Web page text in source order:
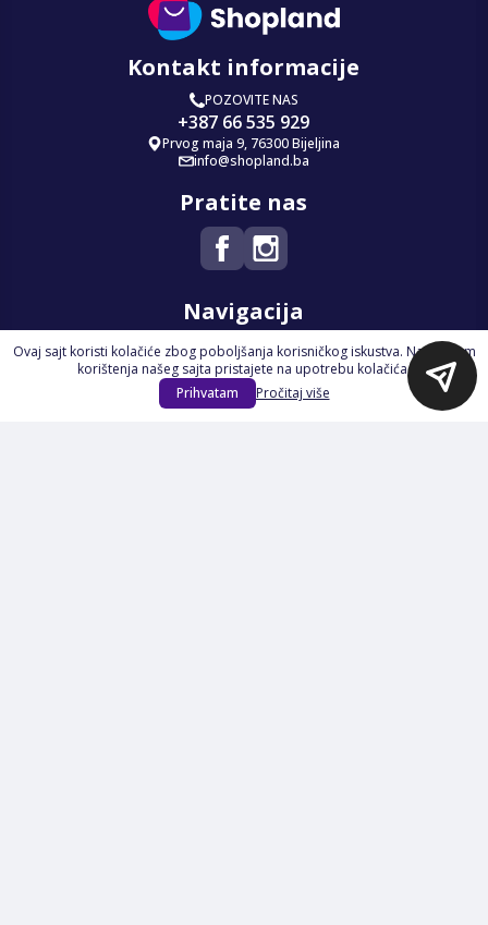
Kontakt informacije
POZOVITE NAS
+387 66 535 929
Prvog maja 9, 76300 Bijeljina
info@shopland.ba
Pratite nas
Navigacija
Početna
Na Akciji
Izdvajamo
Ovaj sajt koristi kolačiće zbog poboljšanja korisničkog iskustva. Nastavkom
korištenja našeg sajta pristajete na upotrebu kolačića.
Prihvatam
Pročitaj više